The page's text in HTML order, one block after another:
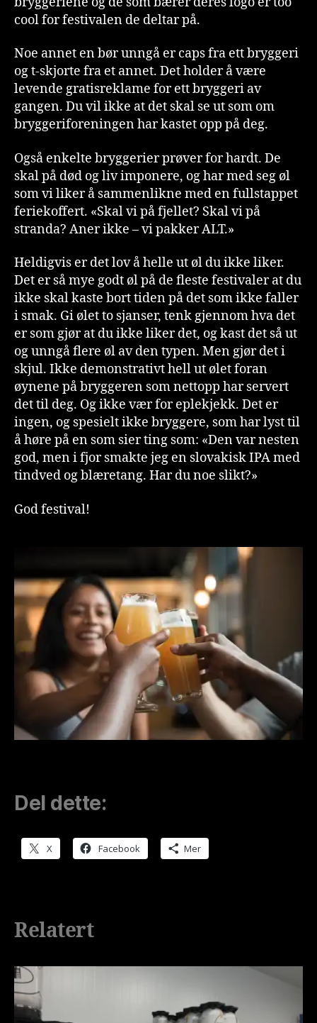
cool for festivalen de deltar på.
Noe annet en bør unngå er caps fra ett bryggeri
og t-skjorte fra et annet. Det holder å være
levende gratisreklame for ett bryggeri av
gangen. Du vil ikke at det skal se ut som om
bryggeriforeningen har kastet opp på deg.
Også enkelte bryggerier prøver for hardt. De
skal på død og liv imponere, og har med seg øl
som vi liker å sammenlikne med en fullstappet
feriekoffert. «Skal vi på fjellet? Skal vi på
stranda? Aner ikke – vi pakker ALT.»
Heldigvis er det lov å helle ut øl du ikke liker.
Det er så mye godt øl på de fleste festivaler at du
ikke skal kaste bort tiden på det som ikke faller
i smak. Gi ølet to sjanser, tenk gjennom hva det
er som gjør at du ikke liker det, og kast det så ut
og unngå flere øl av den typen. Men gjør det i
skjul. Ikke demonstrativt hell ut ølet foran
øynene på bryggeren som nettopp har servert
det til deg. Og ikke vær for eplekjekk. Det er
ingen, og spesielt ikke bryggere, som har lyst til
å høre på en som sier ting som: «Den var nesten
god, men i fjor smakte jeg en slovakisk IPA med
tindved og blæretang. Har du noe slikt?»
God festival!
Del dette:
X Facebook Mer
Relatert